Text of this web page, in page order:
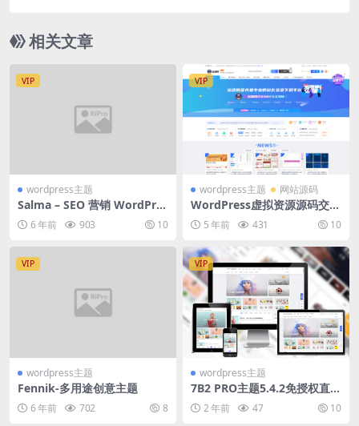
相关文章
VIP
wordpress主题
Salma – SEO 营销 WordPres
s 主题6 年前 903 10
VIP
wordpress主题 网站源码
WordPress虚拟资源源码交易
模板RiPro破解版+极致主题4.
0+美化一体安装包
5 年前 431 10
VIP
wordpress主题
Fennik-多用途创意主题
6 年前 702 8
VIP
wordpress主题
7B2 PRO主题5.4.2免授权直接
安装2 年前 47 10